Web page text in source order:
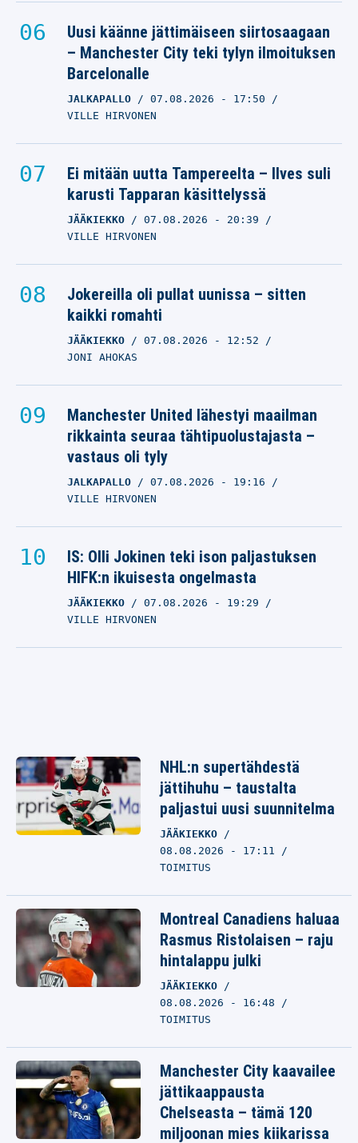
Uusi käänne jättimäiseen siirtosaagaan
– Manchester City teki tylyn ilmoituksen
Barcelonalle
JALKAPALLO 07.08.2026 - 17:50
VILLE HIRVONEN
Ei mitään uutta Tampereelta – Ilves suli
karusti Tapparan käsittelyssä
JÄÄKIEKKO 07.08.2026 - 20:39
VILLE HIRVONEN
Jokereilla oli pullat uunissa – sitten
kaikki romahti
JÄÄKIEKKO 07.08.2026 - 12:52
JONI AHOKAS
Manchester United lähestyi maailman
rikkainta seuraa tähtipuolustajasta –
vastaus oli tyly
JALKAPALLO 07.08.2026 - 19:16
VILLE HIRVONEN
IS: Olli Jokinen teki ison paljastuksen
HIFK:n ikuisesta ongelmasta
JÄÄKIEKKO 07.08.2026 - 19:29
VILLE HIRVONEN
NHL:n supertähdestä
jättihuhu – taustalta
paljastui uusi suunnitelma
JÄÄKIEKKO
08.08.2026 - 17:11
TOIMITUS
Montreal Canadiens haluaa
Rasmus Ristolaisen – raju
hintalappu julki
JÄÄKIEKKO
08.08.2026 - 16:48
TOIMITUS
Manchester City kaavailee
jättikaappausta
Chelseasta – tämä 120
miljoonan mies kiikarissa